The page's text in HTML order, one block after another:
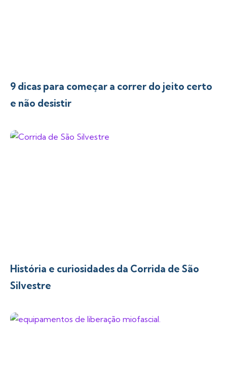
9 dicas para começar a correr do jeito certo
e não desistir
História e curiosidades da Corrida de São
Silvestre